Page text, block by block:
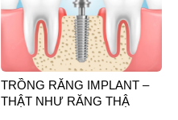
TRỒNG RĂNG IMPLANT –
THẬT NHƯ RĂNG THẬ